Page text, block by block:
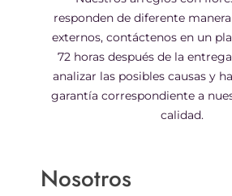
responden de diferente
externos, contáctenos en un
72 horas después de la
analizar las posibles causas y
garantía correspondiente a
calidad.
Nosotros